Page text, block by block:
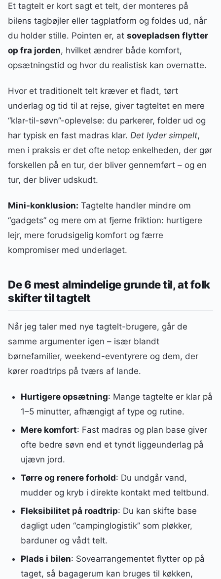
Et tagtelt er kort sagt et telt, der monteres på
bilens tagbøjler eller tagplatform og foldes ud, når
du holder stille. Pointen er, at sovepladsen flytter
op fra jorden, hvilket ændrer både komfort,
opsætningstid og hvor du realistisk kan overnatte.
Hvor et traditionelt telt kræver et fladt, tørt
underlag og tid til at rejse, giver tagteltet en mere
“klar-til-søvn”-oplevelse: du parkerer, folder ud og
har typisk en fast madras klar. Det lyder simpelt,
men i praksis er det ofte netop enkelheden, der gør
forskellen på en tur, der bliver gennemført – og en
tur, der bliver udskudt.
Mini-konklusion: Tagtelte handler mindre om
“gadgets” og mere om at fjerne friktion: hurtigere
lejr, mere forudsigelig komfort og færre
kompromiser med underlaget.
De 6 mest almindelige grunde til, at folk
skifter til tagtelt
Når jeg taler med nye tagtelt-brugere, går de
samme argumenter igen – især blandt
børnefamilier, weekend-eventyrere og dem, der
kører roadtrips på tværs af lande.
Hurtigere opsætning: Mange tagtelte er klar på
1–5 minutter, afhængigt af type og rutine.
Mere komfort: Fast madras og plan base giver
ofte bedre søvn end et tyndt liggeunderlag på
ujævn jord.
Tørre og renere forhold: Du undgår vand,
mudder og kryb i direkte kontakt med teltbund.
Fleksibilitet på roadtrip: Du kan skifte base
dagligt uden “campinglogistik” som pløkker,
barduner og vådt telt.
Plads i bilen: Sovearrangementet flytter op på
taget, så bagagerum kan bruges til køkken,